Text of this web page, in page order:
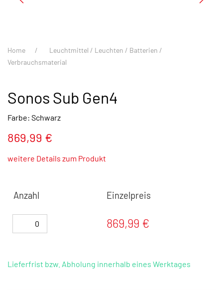
Home
Leuchtmittel / Leuchten / Batterien /
Verbrauchsmaterial
Sonos Sub Gen4
Farbe: Schwarz
869,99 €
weitere Details zum Produkt
Anzahl Einzelpreis
869,99 €
Lieferfrist bzw. Abholung innerhalb eines Werktages